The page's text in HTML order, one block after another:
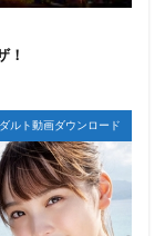
！
ルト動画ダウンロード